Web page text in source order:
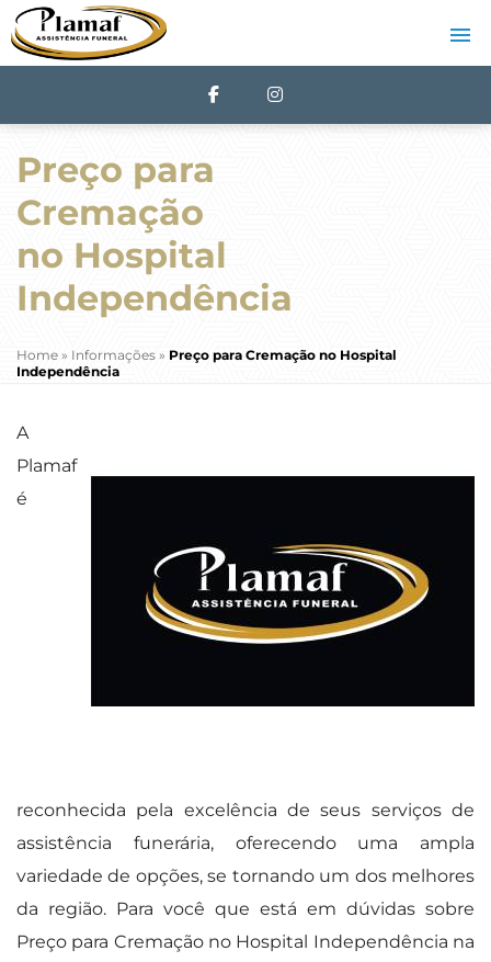
Preço para
Cremação
no Hospital
Independência
Home » Informações » Preço para Cremação no Hospital
Independência
A
Plamaf
é
reconhecida pela excelência de seus serviços de
assistência funerária, oferecendo uma ampla
variedade de opções, se tornando um dos melhores
da região. Para você que está em dúvidas sobre
Preço para Cremação no Hospital Independência na